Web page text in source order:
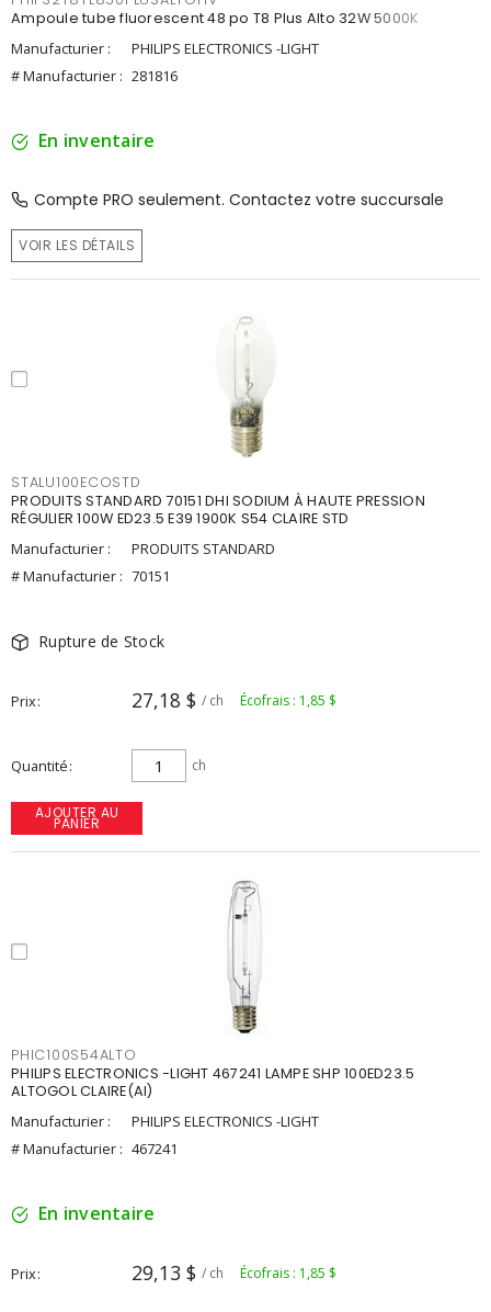
Ampoule tube fluorescent 48 po T8 Plus Alto 32W 5000K
Manufacturier :
PHILIPS ELECTRONICS -LIGHT
# Manufacturier : 281816
En inventaire
Compte PRO seulement. Contactez votre succursale
VOIR LES DÉTAILS
STALU100ECOSTD
PRODUITS STANDARD 70151 DHI SODIUM À HAUTE PRESSION
RÉGULIER 100W ED23.5 E39 1900K S54 CLAIRE STD
Manufacturier :
PRODUITS STANDARD
# Manufacturier : 70151
Rupture de Stock
Prix 27,18 $ / ch Écofrais : 1,85 $
Quantité ch
AJOUTER AU
PANIER
PHIC100S54ALTO
PHILIPS ELECTRONICS -LIGHT 467241 LAMPE SHP 100ED23.5
ALTOGOL CLAIRE(AI)
Manufacturier :
PHILIPS ELECTRONICS -LIGHT
# Manufacturier : 467241
En inventaire
Prix 29,13 $ / ch Écofrais : 1,85 $